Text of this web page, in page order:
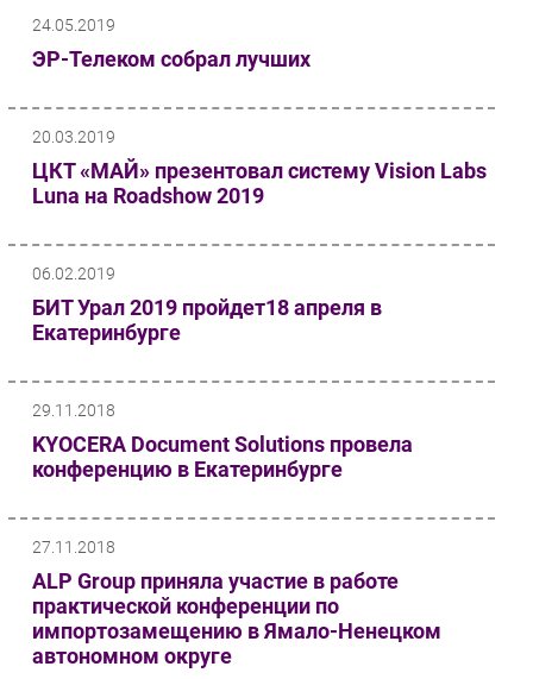
24.05.2019
ЭР-Телеком собрал лучших
20.03.2019
ЦКТ «МАЙ» презентовал систему Vision Labs
Luna на Roadshow 2019
06.02.2019
БИТ Урал 2019 пройдет18 апреля в
Екатеринбурге
29.11.2018
KYOCERA Document Solutions провела
конференцию в Екатеринбурге
27.11.2018
ALP Group приняла участие в работе
практической конференции по
импортозамещению в Ямало-Ненецком
автономном округе